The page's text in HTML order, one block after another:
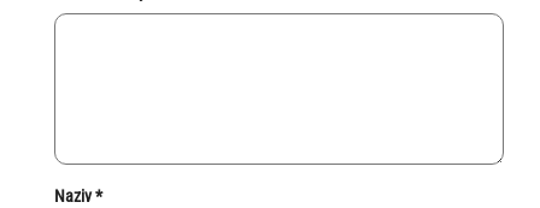
Naziv*